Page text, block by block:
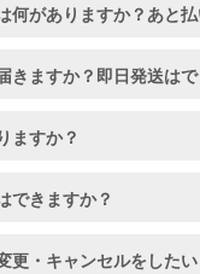
何がありますか？あと
きますか？即日発送は
ますか？
できますか？
更・キャンセルをしたい